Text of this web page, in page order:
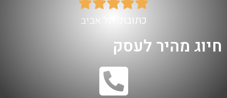
כתובת: תל אביב
חיוג מהיר לעסק